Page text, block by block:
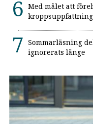
Med målet att
kroppsuppfattning
Sommarläsning
ignorerats länge